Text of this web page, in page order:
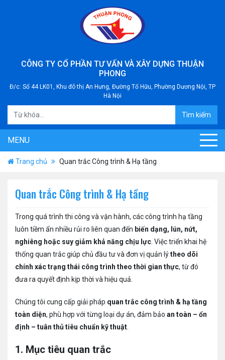
CÔNG TY CỔ PHẦN TƯ VẤN VÀ XÂY DỰNG THUẬN
PHONG
Đ/c: Số 44 LK01, Khu đô thị An Hưng, Đường Tố Hữu, Phường Dương Nội, TP
Hà Nội
Tìm kiếm
MENU
Trang chủ Quan trắc Công trình & Hạ tầng
Quan trắc Công trình & Hạ tầng
Trong quá trình thi công và vận hành, các công trình hạ tầng
luôn tiềm ẩn nhiều rủi ro liên quan đến biến dạng, lún, nứt,
nghiêng hoặc suy giảm khả năng chịu lực . Việc triển khai hệ
thống quan trắc giúp chủ đầu tư và đơn vị quản lýtheo dõi
chính xác trạng thái công trình theo thời gian thực, từ đó
đưa ra quyết định kịp thời và hiệu quả.
Chúng tôi cung cấp giải pháp quan trắc công trình & hạ tầng
toàn diện, phù hợp với từng loại dự án, đảm bảo an toàn – ổn
định – tuân thủ tiêu chuẩn kỹ thuật
1. Mục tiêu quan trắc